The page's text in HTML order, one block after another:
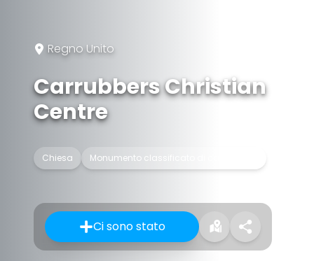
Regno Unito
Carrubbers Christian
Centre
Chiesa Monumento classificato di categoria B
Ci sono stato